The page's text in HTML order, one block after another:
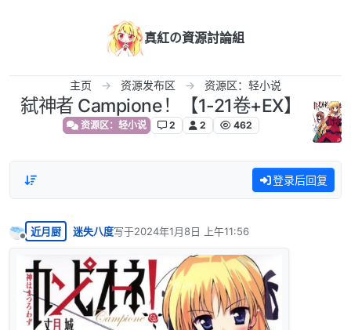
真紅の資源討論組
主页 资源发布区 资源区：轻小说
弑神者 Campione！【1-21卷+EX】
资源区：轻小说 2 2 462
登录后回复
离线
近月厨 迷失八度写于2024年1月8日 上午11:56
最后由 编辑